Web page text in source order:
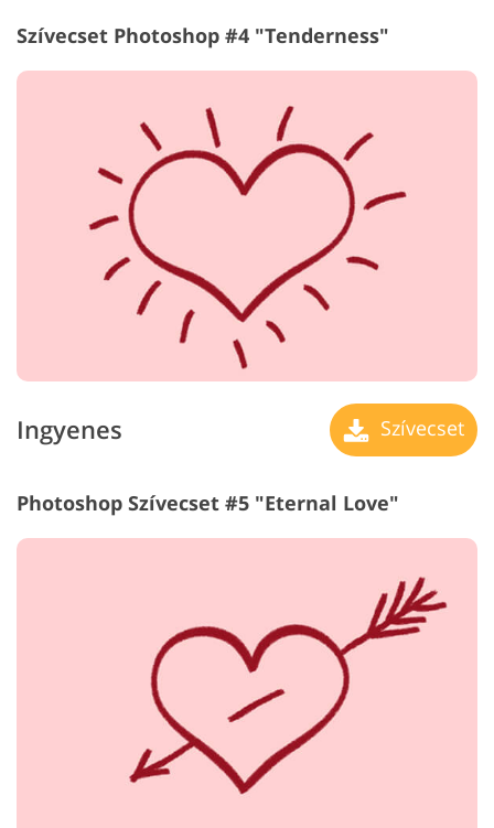
Szívecset Photoshop #4 "Tenderness"
Ingyenes Szívecset
Photoshop Szívecset #5 "Eternal Love"